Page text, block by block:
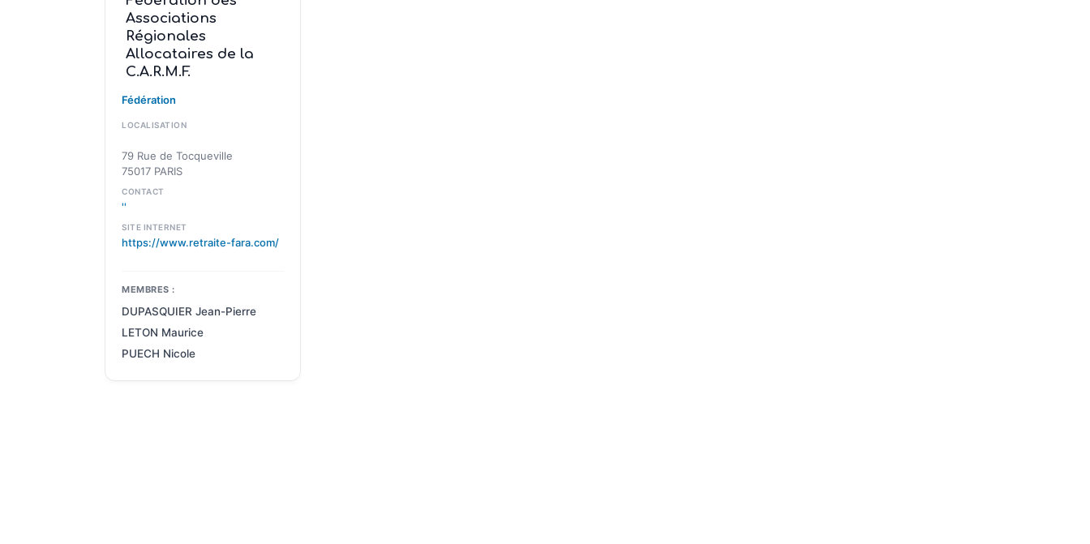
Associations
Régionales
Allocataires de la
C.A.R.M.F.
Fédération
LOCALISATION
79 Rue de Tocqueville
75017 PARIS
CONTACT
''
SITE INTERNET
https://www.retraite-fara.com/
MEMBRES :
DUPASQUIER Jean-Pierre
LETON Maurice
PUECH Nicole